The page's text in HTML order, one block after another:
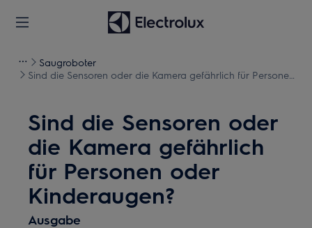
Saugroboter
Sind die Sensoren oder die Kamera gefährlich für Personen
Sind die Sensoren oder
die Kamera gefährlich
für Personen oder
Kinderaugen?
Ausgabe